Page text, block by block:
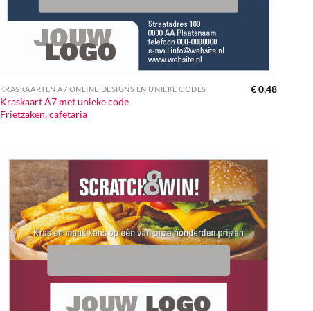
KRASKAARTEN A7 ONLINE DESIGNS EN UNIEKE CODES
Kraskaart A7 met unieke code
Frietzaken, cafetaria
€0,48